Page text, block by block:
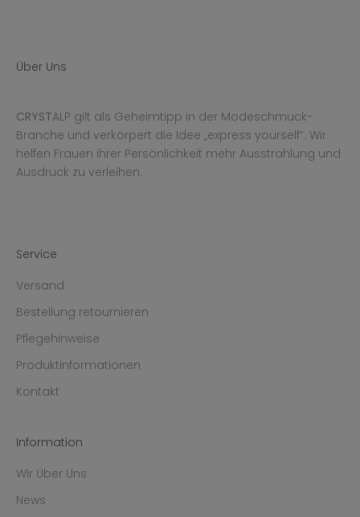
Über Uns
CRYSTALP gilt als Geheimtipp in der Modeschmuck-
Branche und verkörpert die Idee „express yourself“. Wir
helfen Frauen ihrer Persönlichkeit mehr Ausstrahlung und
Ausdruck zu verleihen.
Service
Versand
Bestellung retournieren
Pflegehinweise
Produktinformationen
Kontakt
Information
Wir Über Uns
News